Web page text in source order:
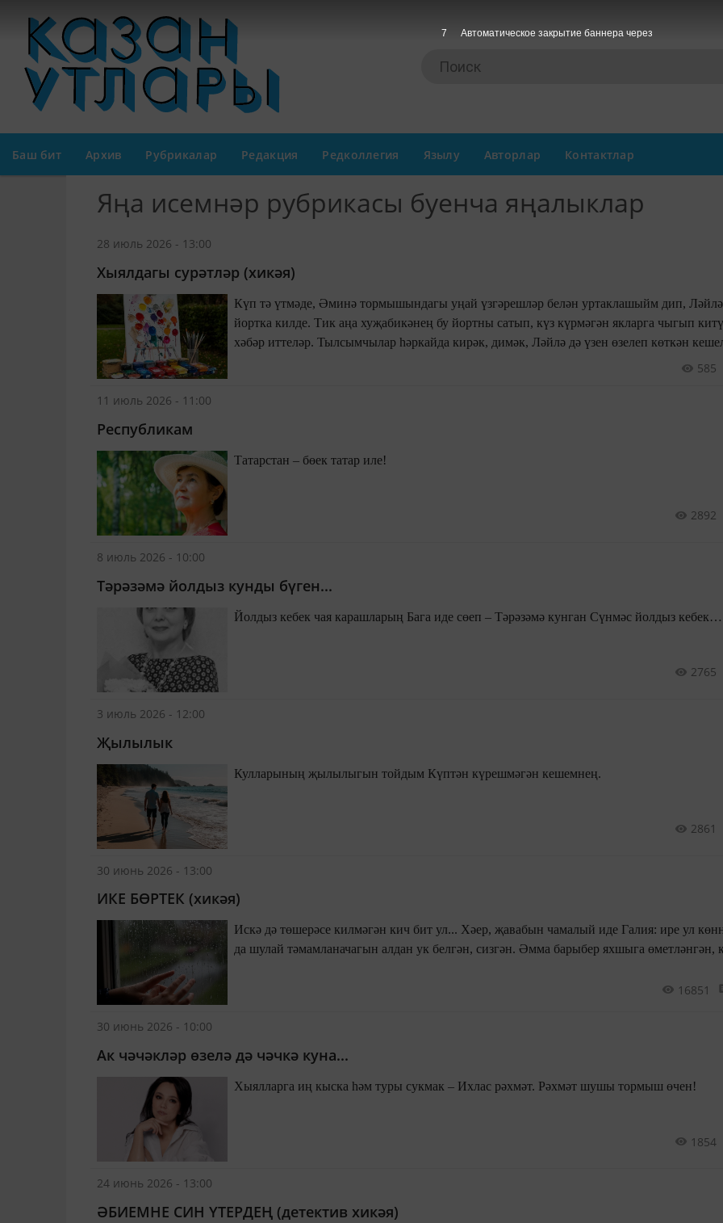
Баш бит Архив Рубрикалар Редакция Редколлегия Язылу Авторлар Контактлар
Яңа исемнәр рубрикасы буенча яңалыклар
28 июль 2026 - 13:00
Хыялдагы сурәтләр (хикәя)
Күп тә үтмәде, Әминә тормышындагы уңай үзгәрешләр белән уртаклашыйм дип,
йортка килде. Тик аңа хуҗабикәнең бу йортны сатып, күз күрмәгән якларга чыгып
хәбәр иттеләр. Тылсымчылар һәркайда кирәк, димәк, Ләйлә дә үзен өзелеп көткән кешеләр янына
киткәндер дип уйлады Әминә. Һәм кайтуга кулына үзенең пумала, буяуларын алып,585
11 июль 2026 - 11:00
Республикам
Татарстан – бөек татар иле!
2892
8 июль 2026 - 10:00
Тәрәзәмә йолдыз кунды бүген...
Йолдыз кебек чая карашларың Бага иде сөеп – Тәрәзәмә кунган Сүнмәс йолдыз кебек…
2765
3 июль 2026 - 12:00
Җылылык
Кулларының җылылыгын тойдым Күптән күрешмәгән кешемнең.
2861
30 июнь 2026 - 13:00
ИКЕ БӨРТЕК (хикәя)
Искә дә төшерәсе килмәгән кич бит ул... Хәер, җавабын чамалый иде Галия: ире ул
да шулай тәмамланачагын алдан ук белгән, сизгән. Әмма барыбер яхшыга өметләнгән,
16851
30 июнь 2026 - 10:00
Ак чәчәкләр өзелә дә чәчкә куна...
Хыялларга иң кыска һәм туры сукмак – Ихлас рәхмәт. Рәхмәт шушы тормыш өчен!
1854
24 июнь 2026 - 13:00
ӘБИЕМНЕ СИН ҮТЕРДЕҢ (детектив хикәя)
7 Автоматическое закрытие баннера через